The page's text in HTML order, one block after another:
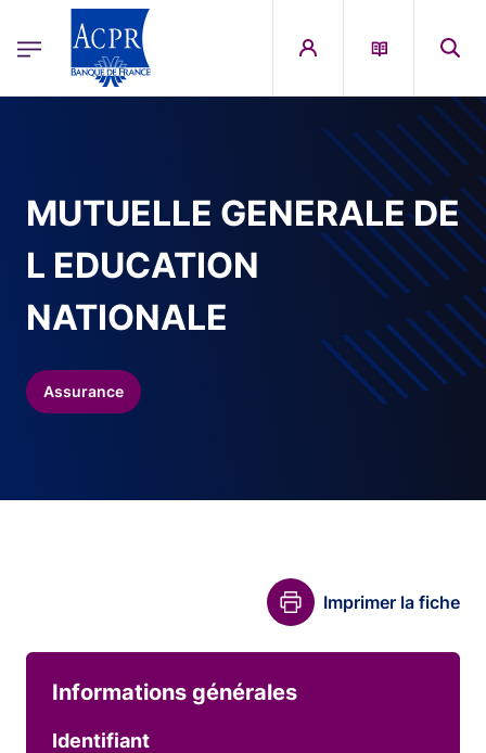
ACPR Menu Principal (French)
MUTUELLE GENERALE DE
L EDUCATION
NATIONALE
Assurance
Imprimer la fiche
Informations générales
Identifiant